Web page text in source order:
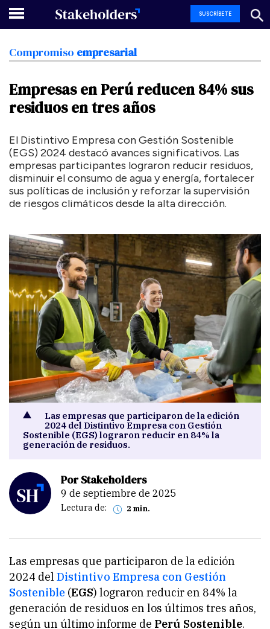
SUSCRÍBETE
Compromiso empresarial
Empresas enPerú reducen 84% sus
residuos entres años
El Distintivo Empresa con Gestión Sostenible
(EGS) 2024 destacó avances significativos. Las
empresas participantes lograron reducir residuos,
disminuir el consumo de agua y energía, fortalecer
sus políticas de inclusión y reforzar la supervisión
de riesgos climáticos desde la alta dirección.
Las empresas que participaron de la edición
2024 del Distintivo Empresa con Gestión
Sostenible (EGS) lograron reducir en 84% la
generación de residuos.
Por Stakeholders
9 de septiembre de 2025
Lectura de: 2 min.
Las empresas que participaron de la edición
2024 del Distintivo Empresa con Gestión
Sostenible (EGS) lograron reducir en 84% la
generación de residuos en los últimos tres años,
según un último informe de Perú Sostenible.